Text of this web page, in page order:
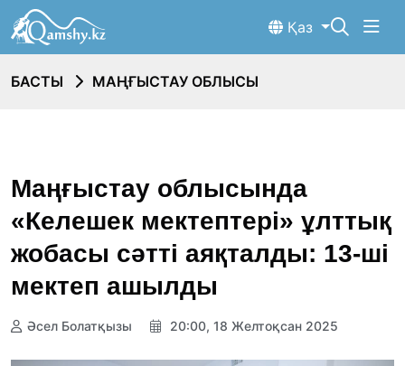
Қаз
БАСТЫ МАҢҒЫСТАУ ОБЛЫСЫ
Маңғыстау облысында
«Келешек мектептері» ұлттық
жобасы сәтті аяқталды: 13-ші
мектеп ашылды
Әсел Болатқызы 20:00, 18 Желтоқсан 2025